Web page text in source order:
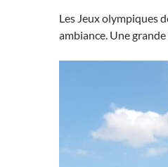
Les Jeux olympiques
ambiance. Une